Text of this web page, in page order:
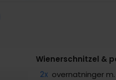
Wienerschnitzel &
2x overnatninger